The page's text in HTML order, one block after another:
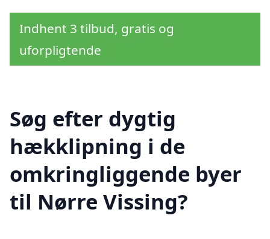
Indhent 3 tilbud, gratis og
uforpligtende
Søg efter dygtig
hækklipning i de
omkringliggende byer
til Nørre Vissing?